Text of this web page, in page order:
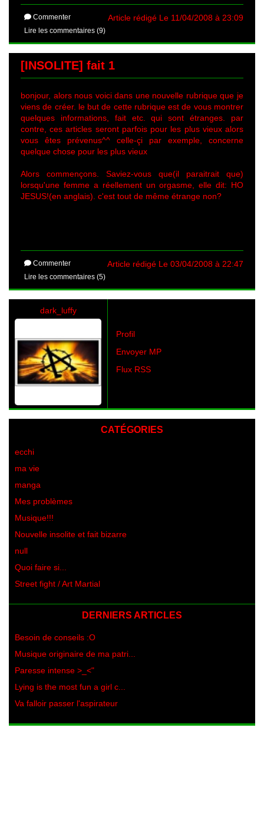
Article rédigé Le 11/04/2008 à 23:09
Commenter
Lire les commentaires (9)
[INSOLITE] fait 1
bonjour, alors nous voici dans une nouvelle rubrique que je
viens de créer. le but de cette rubrique est de vous montrer
quelques informations, fait etc. qui sont étranges. par
contre, ces articles seront parfois pour les plus vieux alors
vous êtes prévenus^^ celle-çi par exemple, concerne
quelque chose pour les plus vieux
Alors commençons. Saviez-vous que(il paraitrait que)
lorsqu'une femme a réellement un orgasme, elle dit: HO
JESUS!(en anglais). c'est tout de même étrange non?
Article rédigé Le 03/04/2008 à 22:47
Commenter
Lire les commentaires (5)
dark_luffy
Profil
Envoyer MP
Flux RSS
CATÉGORIES
ecchi
ma vie
manga
Mes problèmes
Musique!!!
Nouvelle insolite et fait bizarre
null
Quoi faire si...
Street fight / Art Martial
DERNIERS ARTICLES
Besoin de conseils :O
Musique originaire de ma patri...
Paresse intense >_<"
Lying is the most fun a girl c...
Va falloir passer l'aspirateur